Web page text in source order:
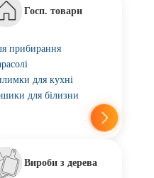
Госп. товари
прибирання
для кухні
для білизни
Вироби з дерева